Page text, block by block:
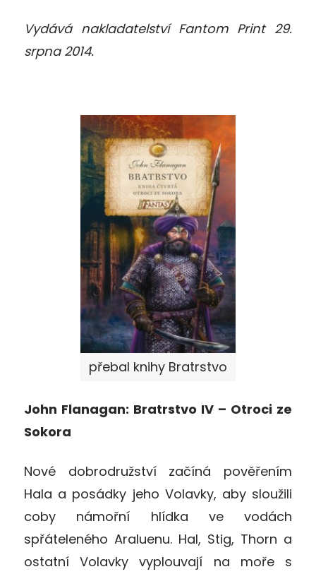
Vydává nakladatelství Fantom Print 29.
srpna 2014.
přebal knihy Bratrstvo
John Flanagan: Bratrstvo IV – Otroci ze
Sokora
Nové dobrodružství začíná pověřením
Hala a posádky jeho Volavky, aby sloužili
coby námořní hlídka ve vodách
spřáteleného Araluenu. Hal, Stig, Thorn a
ostatní Volavky vyplouvají na moře s